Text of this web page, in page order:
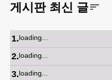
게시판 최신 글
1.loading...
2.loading...
3.loading...